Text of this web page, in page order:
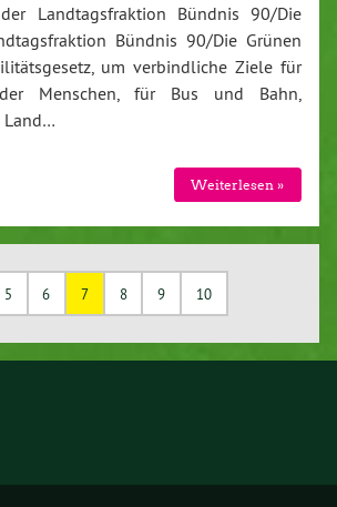
Landtagsfraktion Bündnis 90/Die
Bündnis 90/Die Grünen
um verbindliche Ziele für
Menschen, für Bus und Bahn,
Land…
Weiterlesen »
5 6 7 8 9 10